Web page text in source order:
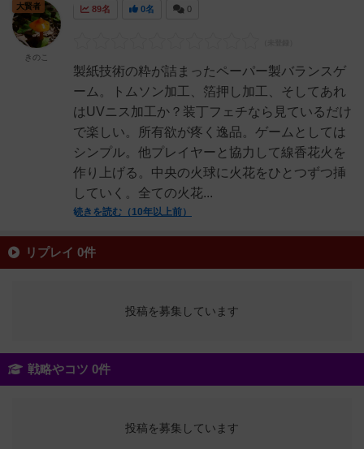
89名 0名 0
製紙技術の粋が詰まったペーパー製バランスゲ
ーム。トムソン加工、箔押し加工、そしてあれ
はUVニス加工か？装丁フェチなら見ているだけ
で楽しい。所有欲が疼く逸品。ゲームとしては
シンプル。他プレイヤーと協力して線香花火を
作り上げる。中央の火球に火花をひとつずつ挿
していく。全ての火花...
続きを読む（10年以上前）
大賢者
きのこ
リプレイ 0件
投稿を募集しています
戦略やコツ 0件
投稿を募集しています